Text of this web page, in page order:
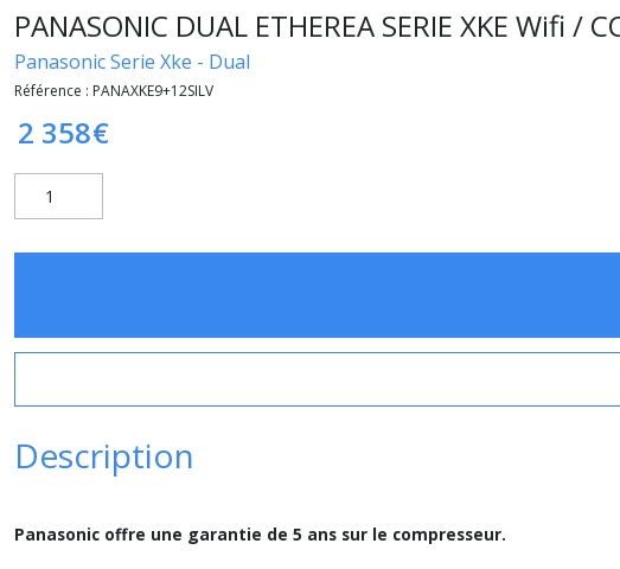
PANASONIC DUAL ETHEREA SERIE XKE Wifi
Panasonic Serie Xke - Dual
Référence : PANAXKE9+12SILV
2 358€
Description
Panasonic offre une garantie de 5 ans sur le compresseur.